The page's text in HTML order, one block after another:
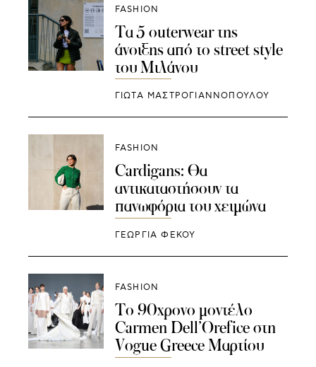
FASHION
Τα 5 outerwear της
άνοιξης από το street style
του Μιλάνου
ΓΙΩΤΑ ΜΑΣΤΡΟΓΙΑΝΝΟΠΟΥΛΟΥ
FASHION
Cardigans: Θα
αντικαταστήσουν τα
πανωφόρια του χειμώνα
ΓΕΩΡΓΙΑ ΦΕΚΟΥ
FASHION
Το 90χρονο μοντέλο
Carmen Dell’Orefice στη
Vogue Greece Μαρτίου